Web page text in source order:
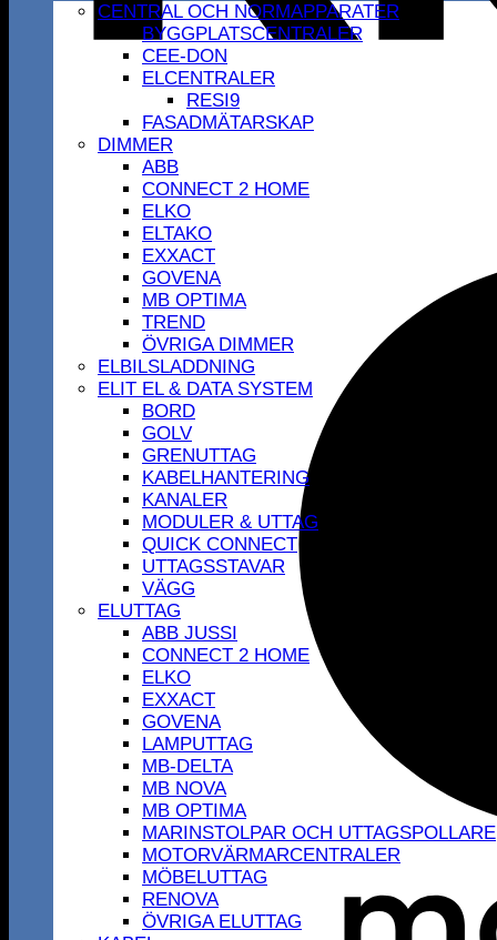
CENTRAL OCH NORMAPPARATER
BYGGPLATSCENTRALER
CEE-DON
ELCENTRALER
RESI9
FASADMÄTARSKAP
DIMMER
ABB
CONNECT 2 HOME
ELKO
ELTAKO
EXXACT
GOVENA
MB OPTIMA
TREND
ÖVRIGA DIMMER
ELBILSLADDNING
ELIT EL & DATA SYSTEM
BORD
GOLV
GRENUTTAG
KABELHANTERING
KANALER
MODULER & UTTAG
QUICK CONNECT
UTTAGSSTAVAR
VÄGG
ELUTTAG
ABB JUSSI
CONNECT 2 HOME
ELKO
EXXACT
GOVENA
LAMPUTTAG
MB-DELTA
MB NOVA
MB OPTIMA
MARINSTOLPAR OCH UTTAGSPOLLARE
MOTORVÄRMARCENTRALER
MÖBELUTTAG
RENOVA
ÖVRIGA ELUTTAG